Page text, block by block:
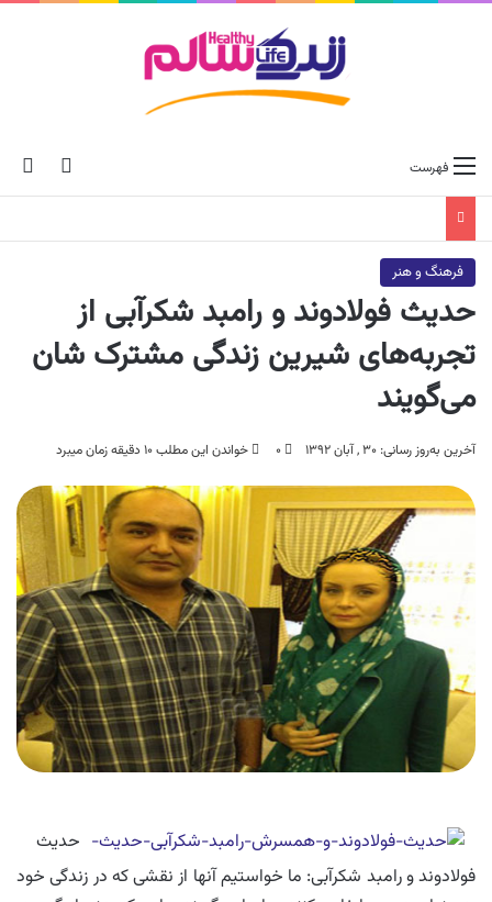
skin فهرست
فرهنگ و هنر
حدیث فولادوند و رامبد شکرآبی از
تجربه‌های شیرین زندگی مشترک شان‌
می‌گویند
آخرین به‌روز رسانی: ۳۰ , آبان ۱۳۹۲ ۰ خواندن این مطلب ۱۰ دقیقه زمان میبرد
حدیث
فولادوند و رامبد شکرآبی: ما ‌خواستیم آنها از نقشی که در زندگی خود